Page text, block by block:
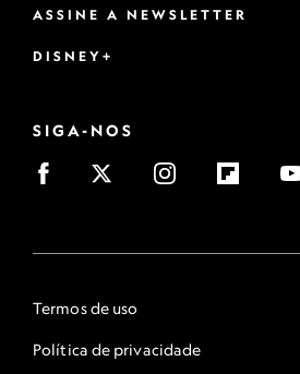
ASSINE A NEWSLETTER
DISNEY+
SIGA-NOS
Termos de uso
Política de privacidade